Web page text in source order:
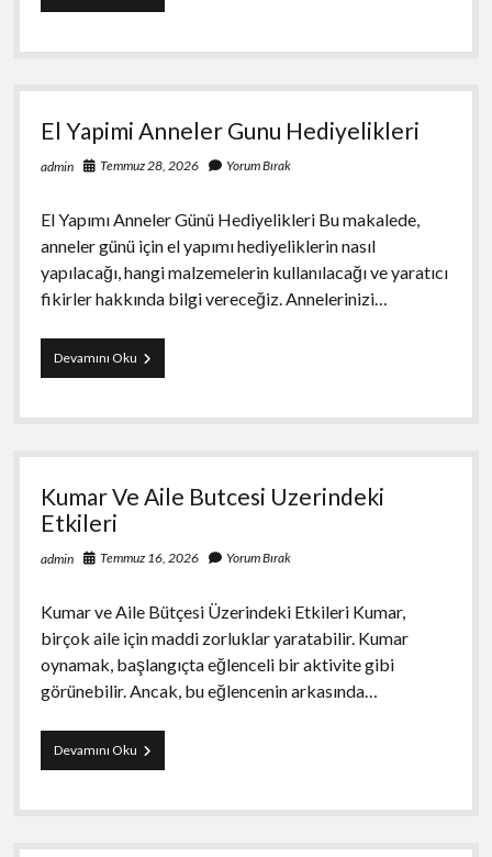
Your
From
Threats
El Yapimi Anneler Gunu Hediyelikleri
admin Temmuz 28, 2026 Yorum Bırak
El Yapımı Anneler Günü Hediyelikleri Bu makalede,
anneler günü için el yapımı hediyeliklerin nasıl
yapılacağı, hangi malzemelerin kullanılacağı ve yaratıcı
fikirler hakkında bilgi vereceğiz. Annelerinizi…
Devamını OkuEl
Yapimi
Gunu
Kumar Ve Aile Butcesi Uzerindeki
Etkileri
admin Temmuz 16, 2026 Yorum Bırak
Kumar ve Aile Bütçesi Üzerindeki Etkileri Kumar,
birçok aile için maddi zorluklar yaratabilir. Kumar
oynamak, başlangıçta eğlenceli bir aktivite gibi
görünebilir. Ancak, bu eğlencenin arkasında…
Devamını OkuKumar
Ve
Butcesi
Etkileri